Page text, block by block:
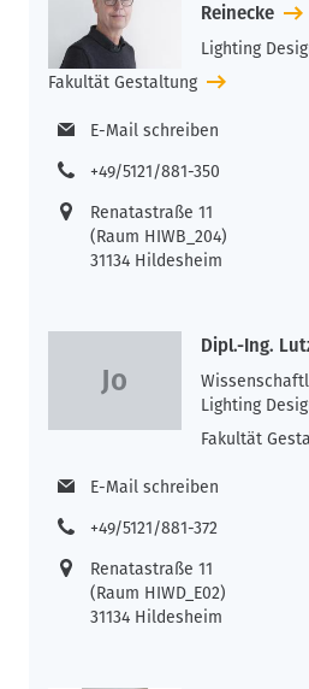
Reinecke
Lighting
Fakultät Gestaltung
E-Mail schreiben
+49/5121/881-350
Renatastraße 11
(Raum HIWB_204)
31134 Hildesheim
Dipl.-Ing.
Lighting
Fakultät
E-Mail schreiben
+49/5121/881-372
Renatastraße 11
(Raum HIWD_E02)
31134 Hildesheim